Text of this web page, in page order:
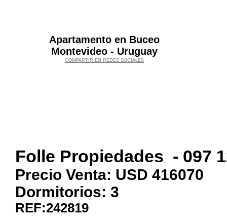
Apartamento en Buceo
Montevideo - Uruguay
COMPARTIR EN REDES SOCIALES
Folle Propiedades - 097
Precio Venta: USD 416070
Dormitorios: 3
REF:242819